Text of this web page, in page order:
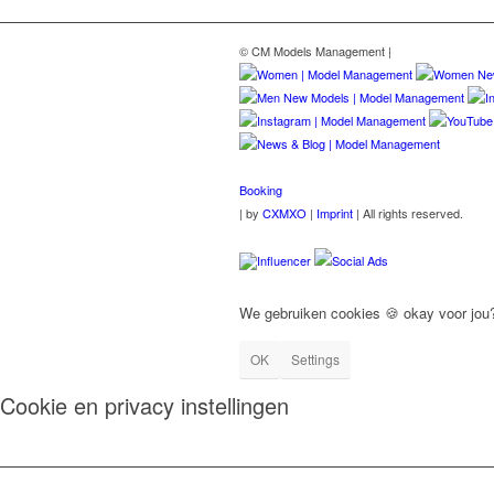
© CM Models Management |
Booking
| by CXMXO | Imprint | All rights reserved.
Influencer Social Ads
We gebruiken cookies 🍪 okay voor
OK Settings
Cookie en privacy instellingen